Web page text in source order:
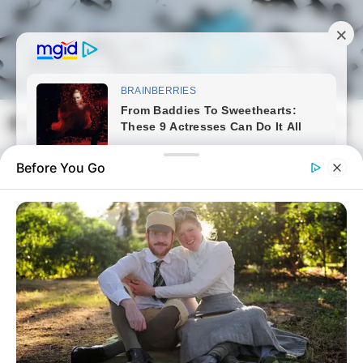
Skip
to
content
Magyarmozaik.com
Before You Go